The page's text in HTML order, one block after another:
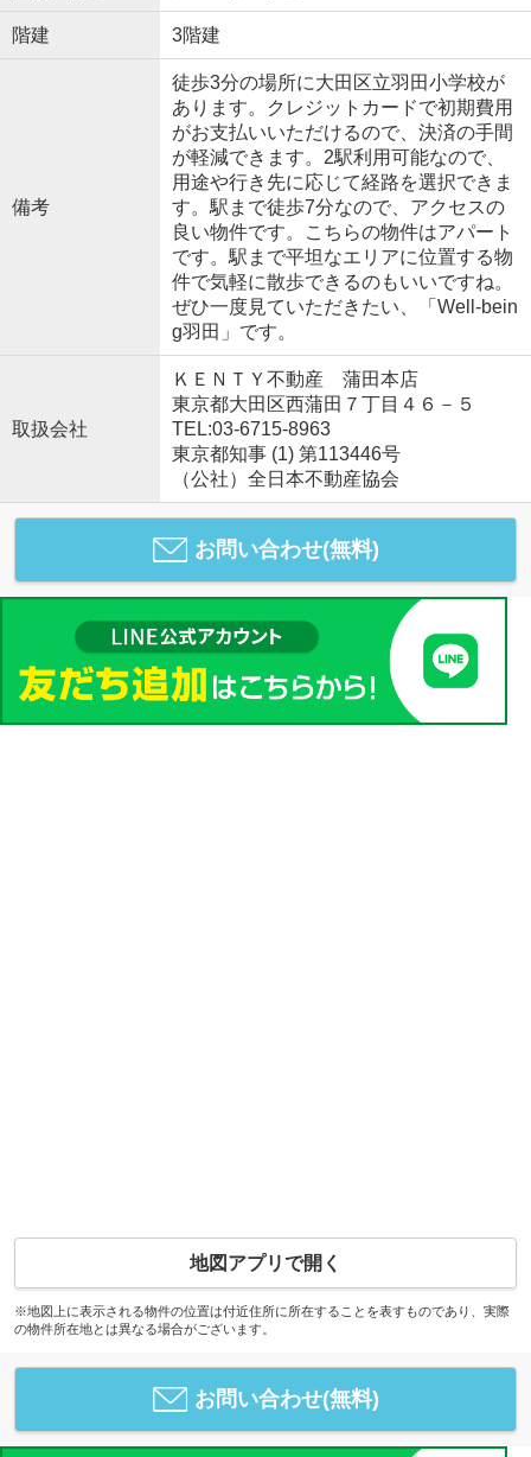
階建 3階建
備考
徒歩3分の場所に大田区立羽田小学校が
あります。クレジットカードで初期費用
がお支払いいただけるので、決済の手間
が軽減できます。2駅利用可能なので、
用途や行き先に応じて経路を選択できま
す。駅まで徒歩7分なので、アクセスの
良い物件です。こちらの物件はアパート
です。駅まで平坦なエリアに位置する物
件で気軽に散歩できるのもいいですね。
ぜひ一度見ていただきたい、「Well-bein
g羽田」です。
取扱会社
ＫＥＮＴＹ不動産 蒲田本店
東京都大田区西蒲田７丁目４６－５
TEL:03-6715-8963
東京都知事 (1) 第113446号
（公社）全日本不動産協会
お問い合わせ(無料)
地図アプリで開く
※地図上に表示される物件の位置は付近住所に所在することを表すものであり、実際
の物件所在地とは異なる場合がございます。
お問い合わせ(無料)